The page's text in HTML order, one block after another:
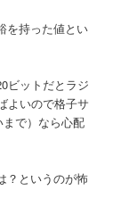
を持った値とい
ビットだとラジ
よいので格子サ
で）なら心配
？というのが怖